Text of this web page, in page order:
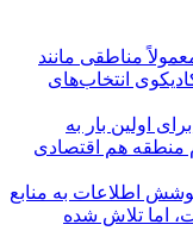
مناطقی مانند
انتخاب‌های
اولین بار به
منطقه هم اقتصادی
اطلاعات به منابع
اما تلاش شده